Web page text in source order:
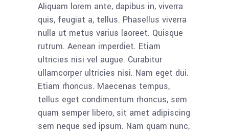
Aliquam lorem ante, dapibus in, viverra
quis, feugiat a, tellus. Phasellus viverra
nulla ut metus varius laoreet. Quisque
rutrum. Aenean imperdiet. Etiam
ultricies nisi vel augue. Curabitur
ullamcorper ultricies nisi. Nam eget dui.
Etiam rhoncus. Maecenas tempus,
tellus eget condimentum rhoncus, sem
quam semper libero, sit amet adipiscing
sem neque sed ipsum. Nam quam nunc,